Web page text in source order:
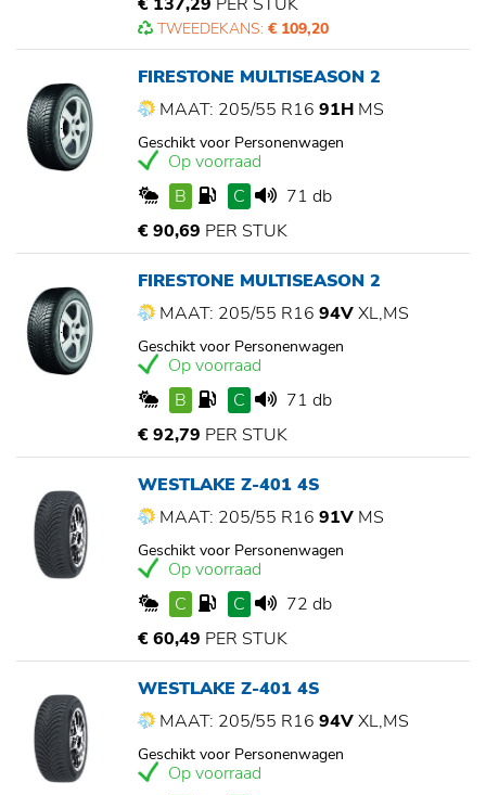
TWEEDEKANS: € 109,20
FIRESTONE MULTISEASON 2
MAAT: 205/55 R16 91H MS
Geschikt voor Personenwagen
Op voorraad
B
C
71 db
€ 90,69 PER STUK
FIRESTONE MULTISEASON 2
MAAT: 205/55 R16 94VXL,MS
Geschikt voor Personenwagen
Op voorraad
B
C
71 db
€ 92,79 PER STUK
WESTLAKE Z-401 4S
MAAT: 205/55 R16 91V MS
Geschikt voor Personenwagen
Op voorraad
C
C
72 db
€ 60,49 PER STUK
WESTLAKE Z-401 4S
MAAT: 205/55 R16 94VXL,MS
Geschikt voor Personenwagen
Op voorraad